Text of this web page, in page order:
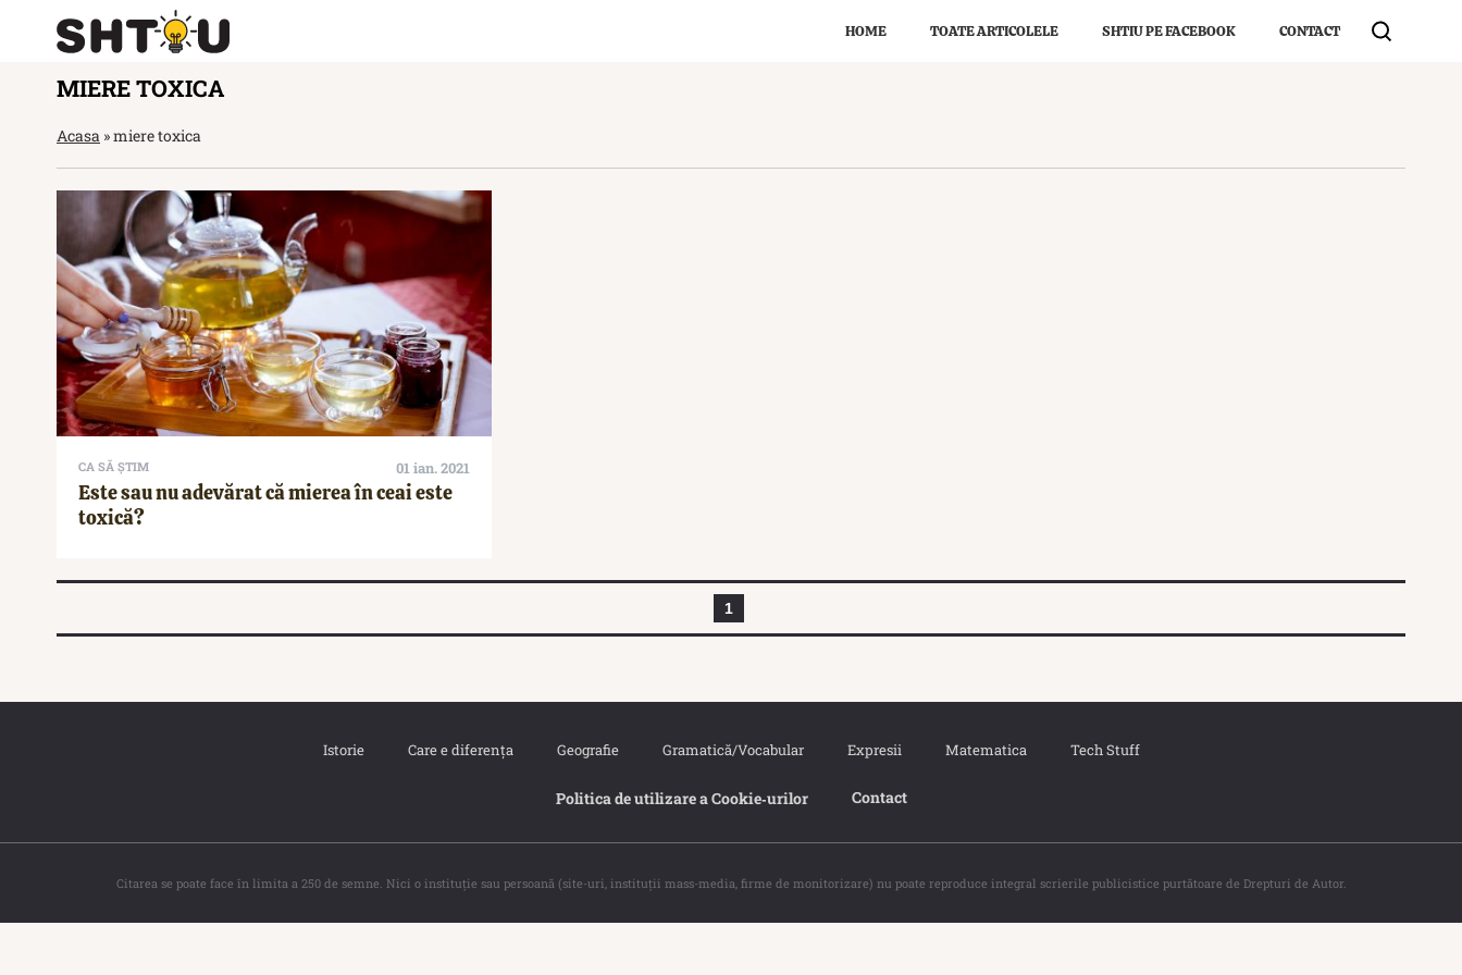
HOME TOATE ARTICOLELE SHTIU PE FACEBOOK CONTACT
MIERE TOXICA
Acasa »miere toxica
CA SĂ ȘTIM 01 ian. 2021
Este sau nu adevărat că mierea în ceai este
toxică?
1
Istorie Care e diferența Geografie Gramatică/Vocabular Expresii Matematica Tech Stuff
Politica de utilizare a Cookie‐urilor Contact
Citarea se poate face în limita a 250 de semne. Nici o instituţie sau persoană (site-uri, instituţii mass-media, firme de monitorizare) nu poate reproduce integral scrierile publicistice purtătoare de Drepturi de Autor.